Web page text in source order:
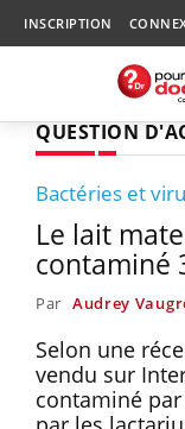
INSCRIPTION
QUESTION
Bactéries et
Le lait
contaminé
Par Audrey
Selon une
vendu sur
contaminé